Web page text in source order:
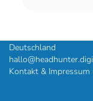
Deutschland
Kontakt & Impressum